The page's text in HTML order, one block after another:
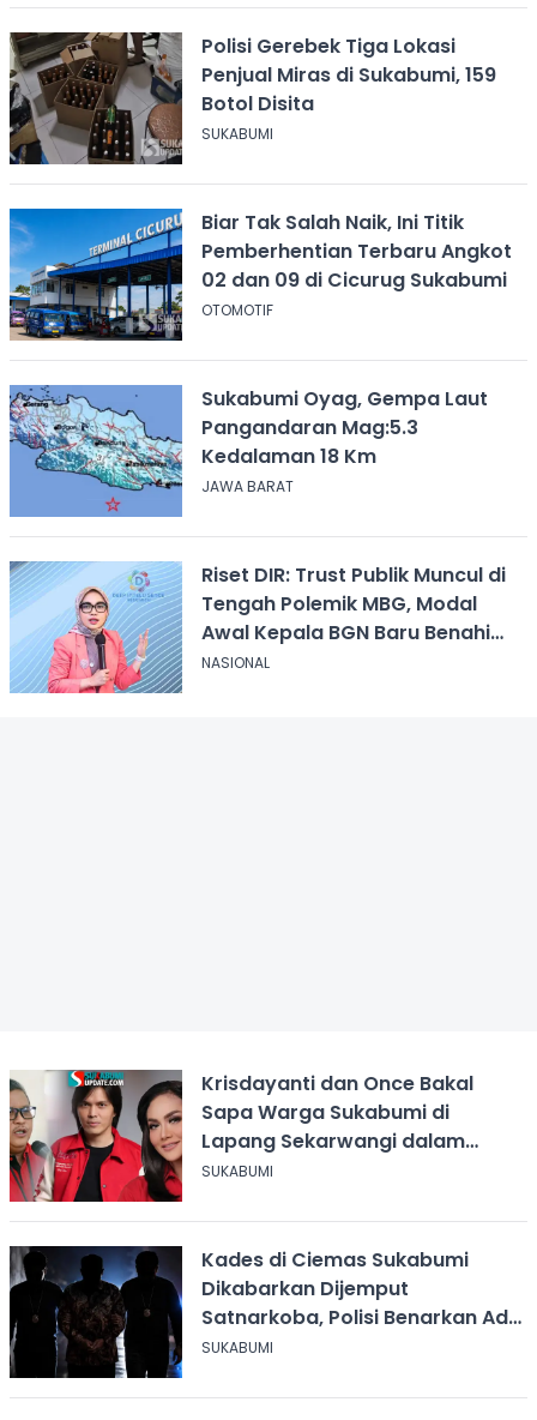
Polisi Gerebek Tiga Lokasi
Penjual Miras di Sukabumi, 159
Botol Disita
SUKABUMI
Biar Tak Salah Naik, Ini Titik
Pemberhentian Terbaru Angkot
02 dan 09 di Cicurug Sukabumi
OTOMOTIF
Sukabumi Oyag, Gempa Laut
Pangandaran Mag:5.3
Kedalaman 18 Km
JAWA BARAT
Riset DIR: Trust Publik Muncul di
Tengah Polemik MBG, Modal
Awal Kepala BGN Baru Benahi
Program
NASIONAL
Krisdayanti dan Once Bakal
Sapa Warga Sukabumi di
Lapang Sekarwangi dalam
Rangka Hari ASI Sedunia
SUKABUMI
Kades di Ciemas Sukabumi
Dikabarkan Dijemput
Satnarkoba, Polisi Benarkan Ada
Penindakan
SUKABUMI